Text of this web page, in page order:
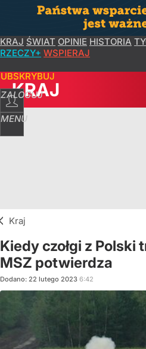
KRAJ ŚWIAT OPINIE HISTORIA
RZECZY+ WSPIERAJ
ZALOGUJ
MENU
KRAJ
Kraj
Kiedy czołgi z Polski
MSZ potwierdza
Dodano: 22 lutego 2023 6:42